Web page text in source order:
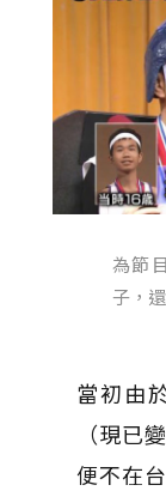
為節
子，
當初由
（現已
便不在